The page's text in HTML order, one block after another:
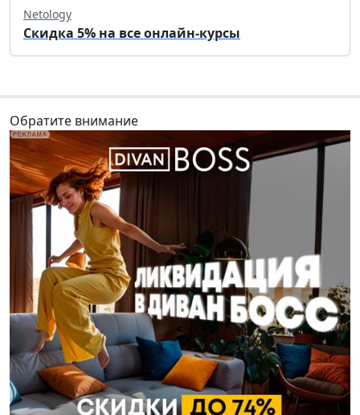
Netology
Скидка 5% на все онлайн-курсы
Обратите внимание